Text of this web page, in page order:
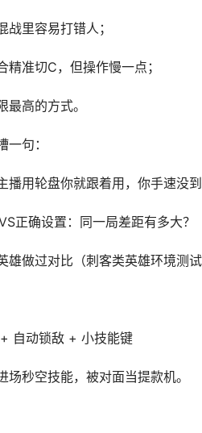
战里容易打错人；
精准切C，但操作慢一点；
最高的方式。
一句：
播用轮盘你就跟着用，你手速没到
正确设置：同一局差距有多大？
雄做过对比（刺客类英雄环境测试
自动锁敌 + 小技能键
场秒空技能，被对面当提款机。